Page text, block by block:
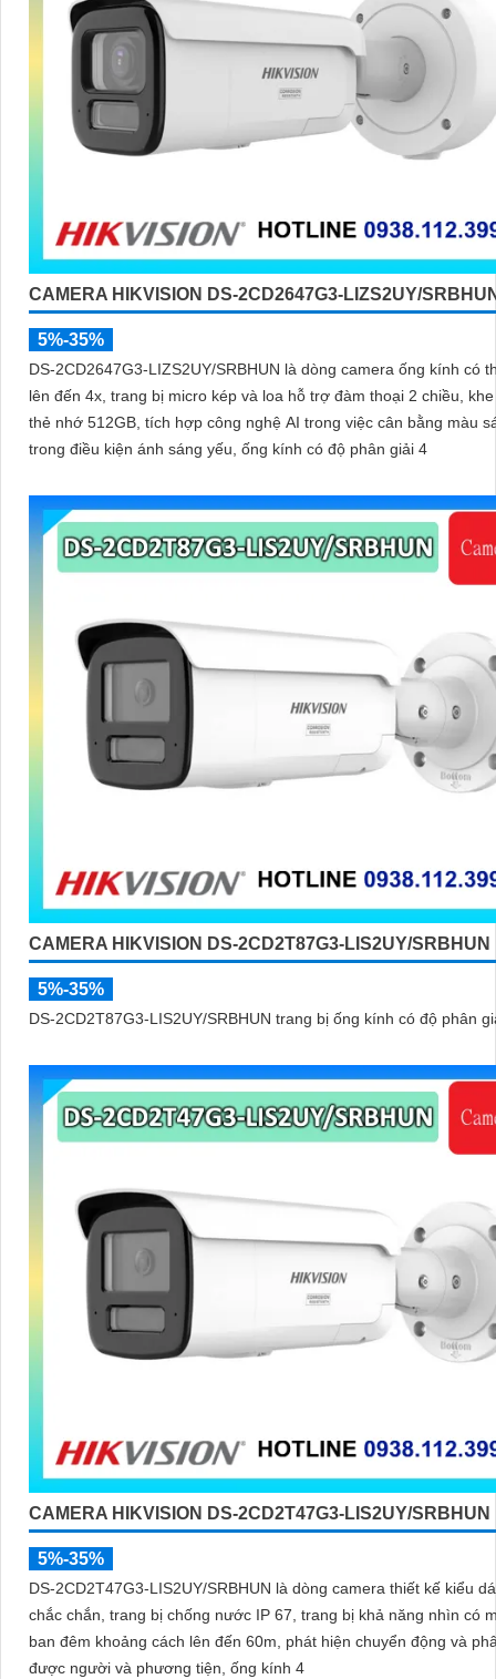
CAMERA HIKVISION DS-2CD2647G3-LIZS2UY/
5%-35%
DS-2CD2647G3-LIZS2UY/SRBHUN là dòng camera ống kính có
lên đến 4x, trang bị micro kép và loa hỗ trợ đàm thoại 2 chiều,
thẻ nhớ 512GB, tích hợp công nghệ AI trong việc cân bằng màu
trong điều kiện ánh sáng yếu, ống kính có độ phân giải 4
CAMERA HIKVISION DS-2CD2T87G3-LIS2UY/SRBHUN
5%-35%
DS-2CD2T87G3-LIS2UY/SRBHUN trang bị ống kính có độ phân
CAMERA HIKVISION DS-2CD2T47G3-LIS2UY/SRBHUN
5%-35%
DS-2CD2T47G3-LIS2UY/SRBHUN là dòng camera thiết kế kiểu
chắc chắn, trang bị chống nước IP 67, trang bị khả năng nhìn có màu vào
ban đêm khoảng cách lên đến 60m, phát hiện chuyển động và
được người và phương tiện, ống kính 4